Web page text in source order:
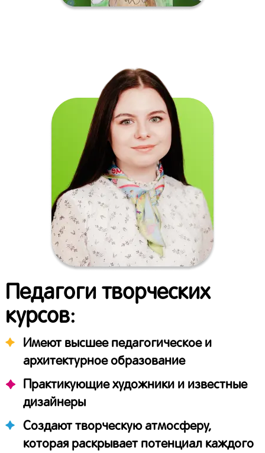
Педагоги творческих
курсов:
Имеют высшее педагогическое и
архитектурное образование
Практикующие художники и известные
дизайнеры
Создают творческую атмосферу,
которая раскрывает потенциал каждого